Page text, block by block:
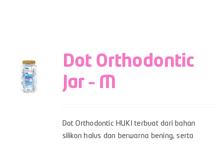
Dot Orthodontic
Jar – M
Dot Orthodontic HUKI terbuat dari bahan
silikon halus dan berwarna bening, serta